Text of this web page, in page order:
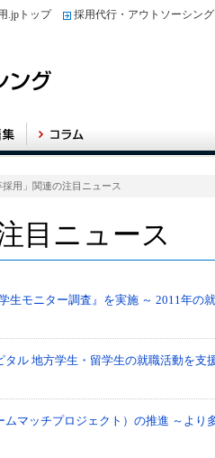
.jpトップ 採用代行・アウトソーシン
用」関連の注目ニュース
目ニュース
生モニター調査』を実施 ～ 2011年の
タル 地方学生・留学生の就職活動を支
マッチプロジェクト）の推進 ～より